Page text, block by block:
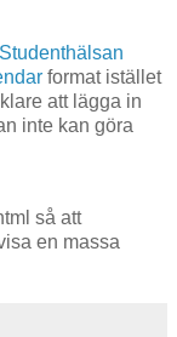
Studenthälsan
format istället
att lägga in
inte kan göra
så att
en massa